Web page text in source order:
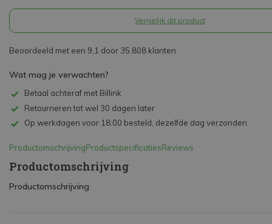
Vergelijk dit product
Beoordeeld met een 9,1 door 35.808 klanten
Wat mag je verwachten?
Betaal achteraf met Billink
Retourneren tot wel 30 dagen later
Op werkdagen voor 18:00 besteld, dezelfde dag verzonden.
ProductomschrijvingProductspecificatiesReviews
Productomschrijving
Productomschrijving